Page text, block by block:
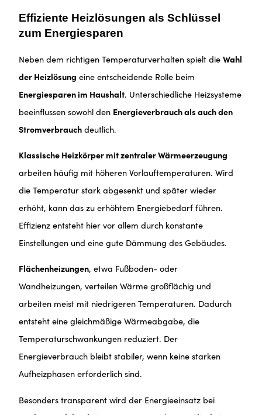
Effiziente Heizlösungen als Schlüssel
zum Energiesparen
Neben dem richtigen Temperaturverhalten spielt dieWahl
der Heizlösung eine entscheidende Rolle beim
Energiesparen im Haushalt. Unterschiedliche Heizsysteme
beeinflussen sowohl den Energieverbrauch als auch den
Stromverbrauch deutlich.
Klassische Heizkörper mit zentraler Wärmeerzeugung
arbeiten häufig mit höheren Vorlauftemperaturen. Wird
die Temperatur stark abgesenkt und später wieder
erhöht, kann das zu erhöhtem Energiebedarf führen.
Effizienz entsteht hier vor allem durch konstante
Einstellungen und eine gute Dämmung des Gebäudes.
Flächenheizungen, etwa Fußboden- oder
Wandheizungen, verteilen Wärme großflächig und
arbeiten meist mit niedrigeren Temperaturen. Dadurch
entsteht eine gleichmäßige Wärmeabgabe, die
Temperaturschwankungen reduziert. Der
Energieverbrauch bleibt stabiler, wenn keine starken
Aufheizphasen erforderlich sind.
Besonders transparent wird der Energieeinsatz bei